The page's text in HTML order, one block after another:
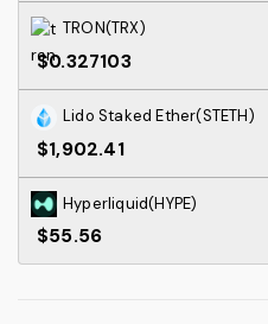
TRON(TRX)
$0.327103
Lido Staked Ether(STETH)
$1,902.41
Hyperliquid(HYPE)
$55.56